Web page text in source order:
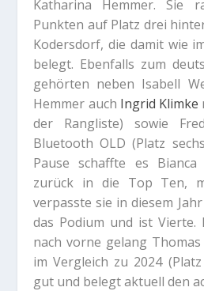
Katharina Hemmer. Sie
Punkten auf Platz drei
Kodersdorf, die damit wie
belegt. Ebenfalls zum
gehörten neben Isabell
Hemmer auch Ingrid Klimke
der Rangliste) sowie
Bluetooth OLD (Platz
Pause schaffte es Bianca
zurück in die Top Ten,
verpasste sie in diesem
das Podium und ist
nach vorne gelang
im Vergleich zu 2024
gut und belegt aktuell den